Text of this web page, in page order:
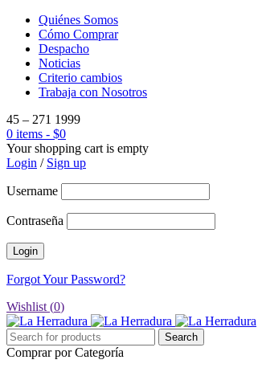
Quiénes Somos
Cómo Comprar
Despacho
Noticias
Criterio cambios
Trabaja con Nosotros
45 – 271 1999
0 items - $0
Your shopping cart is empty
Login / Sign up
Username
Contraseña
Forgot Your Password?
Wishlist (0)
Comprar por Categoría